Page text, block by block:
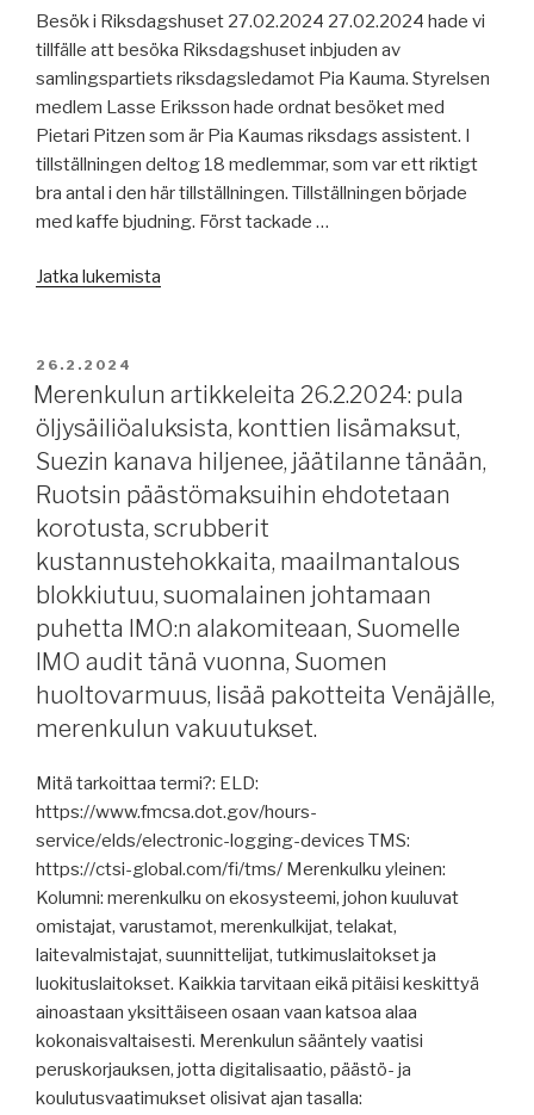
kulutus,
jäätilanne
tänään,
USA:n
laivanrakennustilanne,
digitaaliset
uudistukset
2024,
presidentti
merenkulun
koulutuskeskuksista
ja
pätevyystodistuksista,
uusia
pakotteita,
öljyvahinko
Karibian
merellä
laajenee.”
Besök i Riksdagshuset 27.02.2024 27.02.2024 hade vi
tillfälle att besöka Riksdagshuset inbjuden av
samlingspartiets riksdagsledamot Pia Kauma. Styrelsen
medlem Lasse Eriksson hade ordnat besöket med
Pietari Pitzen som är Pia Kaumas riksdags assistent. I
tillställningen deltog 18 medlemmar, som var ett riktigt
bra antal i den här tillställningen. Tillställningen började
med kaffe bjudning. Först tackade …
Jatka lukemista
JULKAISTU
26.2.2024
Merenkulun artikkeleita 26.2.2024: pula
öljysäiliöaluksista, konttien lisämaksut,
Suezin kanava hiljenee, jäätilanne tänään,
Ruotsin päästömaksuihin ehdotetaan
korotusta, scrubberit
kustannustehokkaita, maailmantalous
blokkiutuu, suomalainen johtamaan
puhetta IMO:n alakomiteaan, Suomelle
IMO audit tänä vuonna, Suomen
huoltovarmuus, lisää pakotteita Venäjälle,
merenkulun vakuutukset.
Mitä tarkoittaa termi?: ELD:
https://www.fmcsa.dot.gov/hours-
service/elds/electronic-logging-devices TMS:
https://ctsi-global.com/fi/tms/ Merenkulku yleinen:
Kolumni: merenkulku on ekosysteemi, johon kuuluvat
omistajat, varustamot, merenkulkijat, telakat,
laitevalmistajat, suunnittelijat, tutkimuslaitokset ja
luokituslaitokset. Kaikkia tarvitaan eikä pitäisi keskittyä
ainoastaan yksittäiseen osaan vaan katsoa alaa
kokonaisvaltaisesti. Merenkulun sääntely vaatisi
peruskorjauksen, jotta digitalisaatio, päästö- ja
koulutusvaatimukset olisivat ajan tasalla: